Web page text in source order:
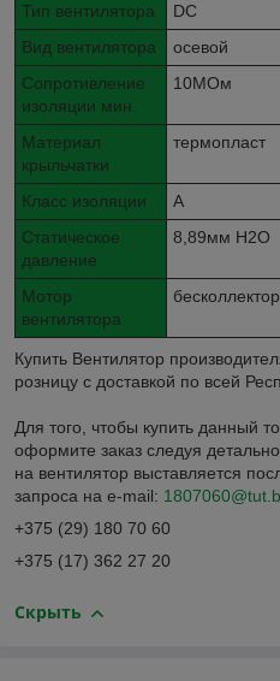
Тип вентилятора
DC
Вид вентилятора
осевой
Сопротивление
изоляции мин.
10МОм
Материал
крыльчатки
термопласт
Класс изоляции
A
Статическое
давление
8,89мм H2O
Мотор
вентилятора
Купить Вентилятор
розницу с доставкой по всей
Для того, чтобы купить данный
оформите заказ следуя
на вентилятор выставляется
запроса на e-mail:
+375 (29) 180 70 60
+375 (17) 362 27 20
Скрыть